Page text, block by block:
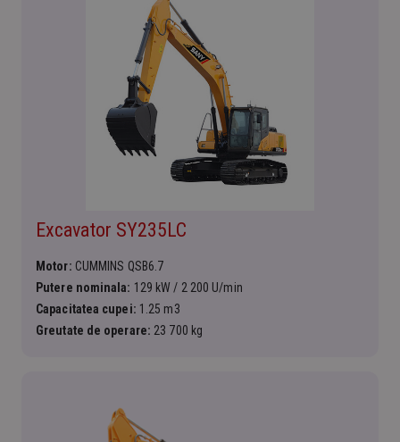
Excavator SY235LC
Motor: CUMMINS QSB6.7
Putere nominala: 129 kW / 2 200 U/min
Capacitatea cupei: 1.25 m3
Greutate de operare: 23 700 kg